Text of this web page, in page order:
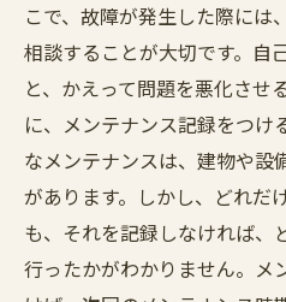
こで、故障が発生した際には
相談することが大切です。自
と、かえって問題を悪化させ
に、メンテナンス記録をつけ
なメンテナンスは、建物や設
があります。しかし、どれだ
も、それを記録しなければ、
行ったかがわかりません。メ